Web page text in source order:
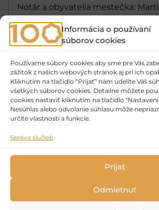
Informácia o používaní
súborov cookies
Používame súbory cookies aby sme pre Vás
zážitok z našich webových stránok aj pri ich
Kliknutím na tlačidlo “Prijať” nám udelíte Váš
všetkých súborov cookies. Detailne môžete
cookies nastaviť kliknutím na tlačidlo
Nesúhlas alebo odvolanie súhlasu môže
určité vlastnosti a funkcie.
Správa služieb
Prijať
Odmietnuť
Notár a obyvatelia mestečka:
Lenka Ragulová, Natália
Vojtech, Michaela Liptáková, Sofia
Janeková, Patrícia Galková,
Liliana Ritková, Viktória Holá,
Chovancová, Vanesa Križanová,
Chovanec, Klára Vinczeová, Matyáš